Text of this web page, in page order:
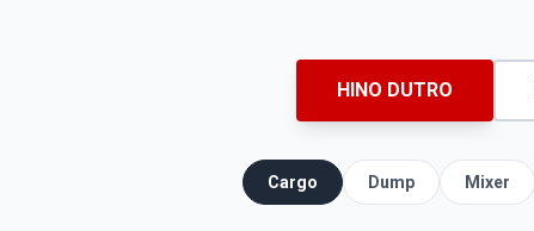
HINO DUTRO
Cargo Dump Mixer